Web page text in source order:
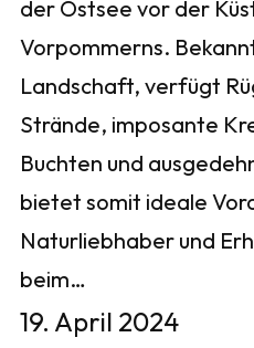
der Ostsee vor der
Vorpommerns.
Landschaft, verfügt
Strände, imposante
Buchten und
bietet somit ideale
Naturliebhaber und
beim…
19. April 2024